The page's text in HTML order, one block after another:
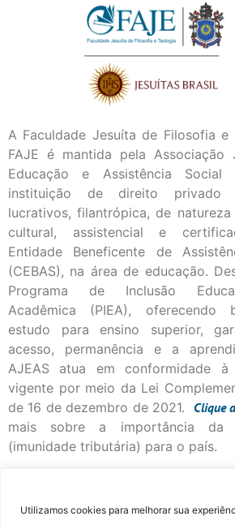
Utilizamos cookies para melhorar sua
A Faculdade Jesuíta de Filosofia e
FAJE é mantida pela Associação
Educação e Assistência Social
instituição de direito privado
lucrativos, filantrópica, de natureza
cultural, assistencial e
Entidade Beneficente de
(CEBAS), na área de educação.
Programa de Inclusão
Acadêmica (PIEA), oferecendo
estudo para ensino superior,
acesso, permanência e a
AJEAS atua em conformidade à
vigente por meio da Lei
de 16 de dezembro de 2021. Clique
mais sobre a importância da
(imunidade tributária) para o país.